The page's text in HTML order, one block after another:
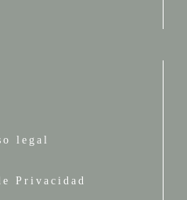
legal
Privacidad